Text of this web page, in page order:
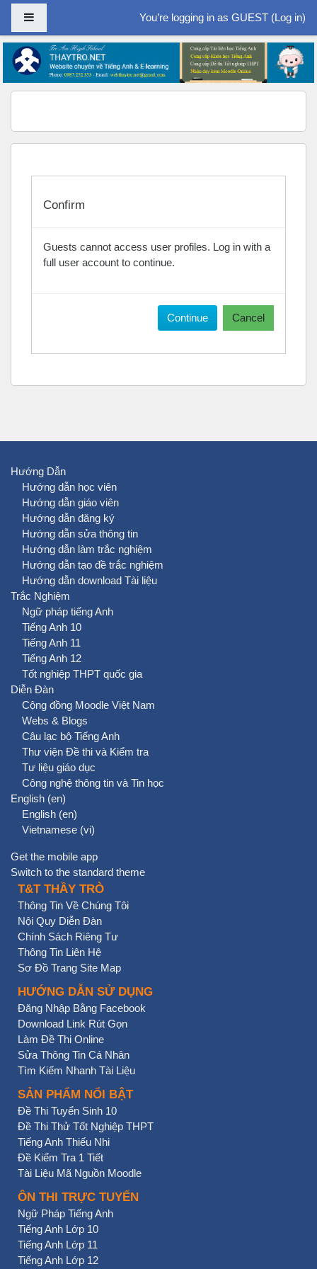
Skip to main content
You’re logging in as GUEST (Log in)
Confirm
Guests cannot access user profiles. Log in with a
full user account to continue.
Continue Cancel
Hướng Dẫn
Hướng dẫn học viên
Hướng dẫn giáo viên
Hướng dẫn đăng ký
Hướng dẫn sửa thông tin
Hướng dẫn làm trắc nghiệm
Hướng dẫn tạo đề trắc nghiệm
Hướng dẫn download Tài liệu
Trắc Nghiệm
Ngữ pháp tiếng Anh
Tiếng Anh 10
Tiếng Anh 11
Tiếng Anh 12
Tốt nghiệp THPT quốc gia
Diễn Đàn
Cộng đồng Moodle Việt Nam
Webs & Blogs
Câu lạc bộ Tiếng Anh
Thư viện Đề thi và Kiểm tra
Tư liệu giáo dục
Công nghệ thông tin và Tin học
English ‎(en)‎
English ‎(en)‎
Vietnamese ‎(vi)‎
Get the mobile app
Switch to the standard theme
T&T THẦY TRÒ
Thông Tin Về Chúng Tôi
Nội Quy Diễn Đàn
Chính Sách Riêng Tư
Thông Tin Liên Hệ
Sơ Đồ Trang Site Map
HƯỚNG DẪN SỬ DỤNG
Đăng Nhập Bằng Facebook
Download Link Rút Gọn
Làm Đề Thi Online
Sửa Thông Tin Cá Nhân
Tìm Kiếm Nhanh Tài Liệu
SẢN PHẨM NỔI BẬT
Đề Thi Tuyển Sinh 10
Đề Thi Thử Tốt Nghiệp THPT
Tiếng Anh Thiếu Nhi
Đề Kiểm Tra 1 Tiết
Tài Liệu Mã Nguồn Moodle
ÔN THI TRỰC TUYẾN
Ngữ Pháp Tiếng Anh
Tiếng Anh Lớp 10
Tiếng Anh Lớp 11
Tiếng Anh Lớp 12